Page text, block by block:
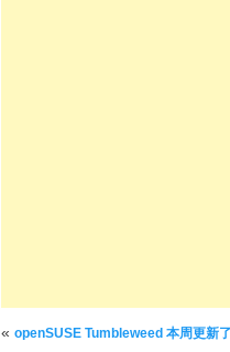
文章导航
« openSUSE Tumbleweed 本周更新